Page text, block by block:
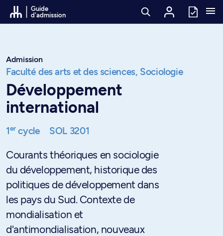
Passer au contenu
Guide
d'admission
Admission
Faculté des arts et des sciences, Sociologie
Développement
international
1ercycle SOL 3201
Courants théoriques en sociologie
du développement, historique des
politiques de développement dans
les pays du Sud. Contexte de
mondialisation et
d'antimondialisation, nouveaux